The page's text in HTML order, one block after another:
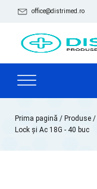
office@distrimed.ro
Prima pagină / Produse /
Lock și Ac 18G - 40 buc